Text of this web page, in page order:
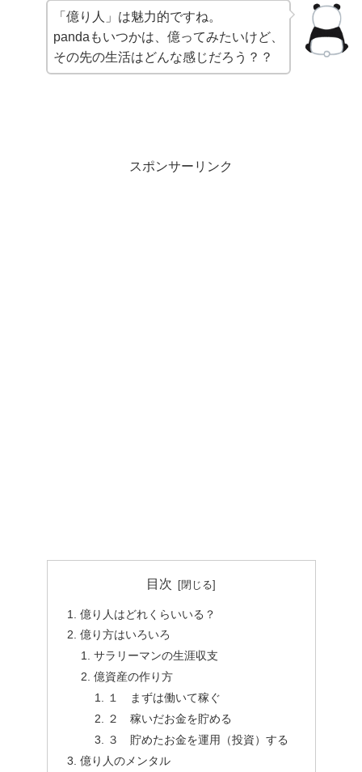
「億り人」は魅力的ですね。
pandaもいつかは、億ってみたいけど、
その先の生活はどんな感じだろう？？
スポンサーリンク
目次
億り人はどれくらいいる？
億り方はいろいろ
サラリーマンの生涯収支
億資産の作り方
１ まずは働いて稼ぐ
２ 稼いだお金を貯める
３ 貯めたお金を運用（投資）する
億り人のメンタル